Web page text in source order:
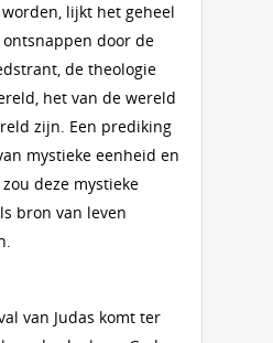
lijkt het geheel
door de
de theologie
het van de wereld
zijn. Een prediking
mystieke eenheid en
deze mystieke
bron van leven
van Judas komt ter